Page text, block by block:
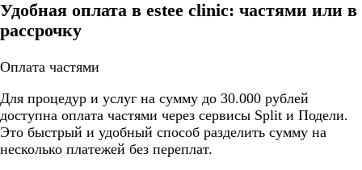
Удобная оплата в estee clinic: частями или в
рассрочку
Оплата частями
Для процедур и услуг на сумму до 30.000 рублей
доступна оплата частями через сервисы Split и Подели.
Это быстрый и удобный способ разделить сумму на
несколько платежей без переплат.